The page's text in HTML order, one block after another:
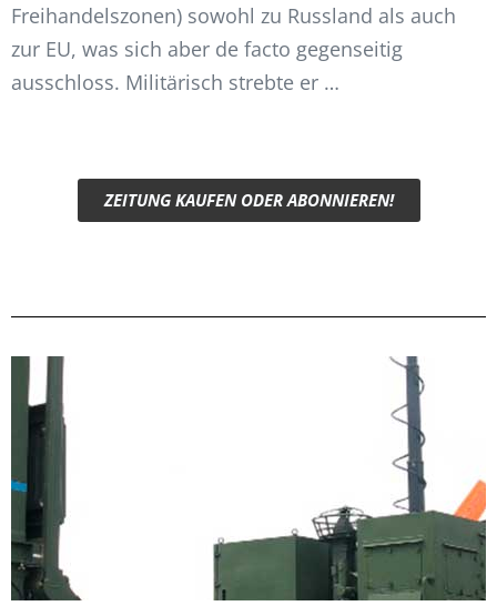
Freihandelszonen) sowohl zu Russland als auch
zur EU, was sich aber de facto gegenseitig
ausschloss. Militärisch strebte er …
ZEITUNG KAUFEN ODER ABONNIEREN!